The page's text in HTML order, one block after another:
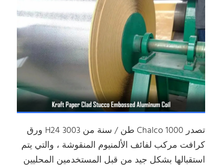
تصدر Chalco 1000 طن / سنة من 3003 H24 ورق
كرافت مركب لفائف الألمنيوم المنقوشة ، والتي يتم
استقبالها بشكل جيد من قبل المستخدمين المحليين